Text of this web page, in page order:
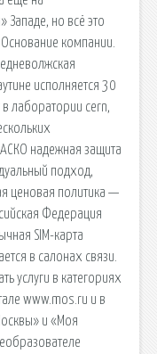
но всё это
компании.
исполняется 30
в лаборатории cern,
надежная защита
подход,
ценовая политика —
Федерация
SIM-карта
в салонах связи.
услуги в категориях
www.mos.ru и в
и «Моя